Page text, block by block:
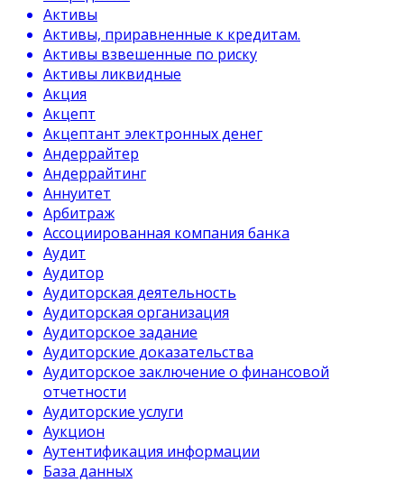
Активы
Активы, приравненные к кредитам.
Активы взвешенные по риску
Активы ликвидные
Акция
Акцепт
Акцептант электронных денег
Андеррайтер
Андеррайтинг
Аннуитет
Арбитраж
Ассоциированная компания банка
Аудит
Аудитор
Аудиторская деятельность
Аудиторская организация
Аудиторское задание
Аудиторские доказательства
Аудиторское заключение о финансовой
отчетности
Аудиторские услуги
Аукцион
Аутентификация информации
База данных